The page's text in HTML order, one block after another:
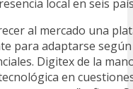
local en seis
al mercado una
para adaptarse
Digitex de la
en